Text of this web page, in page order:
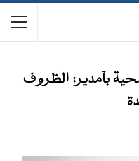
بآمدير: الظروف